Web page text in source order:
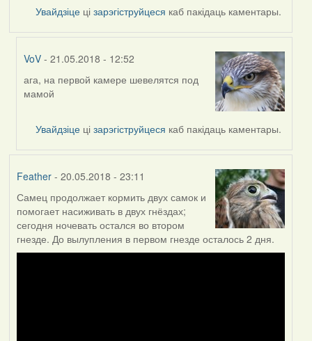
Увайдзіце цізарэгіструйцеся каб пакідаць каментары.
VoV - 21.05.2018 - 12:52
In
reply
(госць)
ага, на первой камере шевелятся под
мамой
Увайдзіце цізарэгіструйцеся каб пакідаць каментары.
Feather- 20.05.2018 - 23:11
Самец продолжает кормить двух самок и
помогает насиживать в двух гнёздах;
сегодня ночевать остался во втором
гнезде. До вылупления в первом гнезде осталось 2 дня.